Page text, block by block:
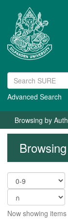
Advanced Search
Browsing by
Now showing